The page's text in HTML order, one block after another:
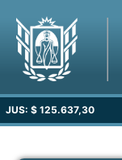
JUS: $ 125.637,30